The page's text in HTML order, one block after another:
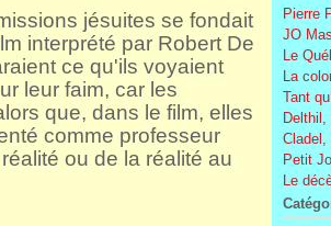
jésuites se fondait
interprété par Robert De
ce qu'ils voyaient
leur faim, car les
que, dans le film, elles
comme professeur
ou de la réalité au
Pierre
JO
Le
La
Tant
Cladel,
Petit
Le